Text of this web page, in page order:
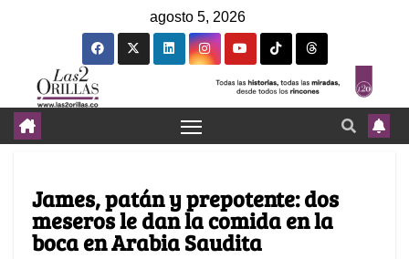
agosto 5, 2026
James, patán y prepotente: dos
meseros le dan la comida en la
boca en Arabia Saudita